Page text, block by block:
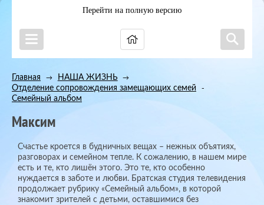
Перейти на полную версию
Главная → НАША ЖИЗНЬ →
Отделение сопровождения замещающих семей →
Семейный альбом
Максим
Счастье кроется в будничных вещах – нежных объятиях,
разговорах и семейном тепле. К сожалению, в нашем мире
есть и те, кто лишён этого. Это те, кто особенно
нуждается в заботе и любви. Братская студия телевидения
продолжает рубрику «Семейный альбом», в которой
знакомит зрителей с детьми, оставшимися без